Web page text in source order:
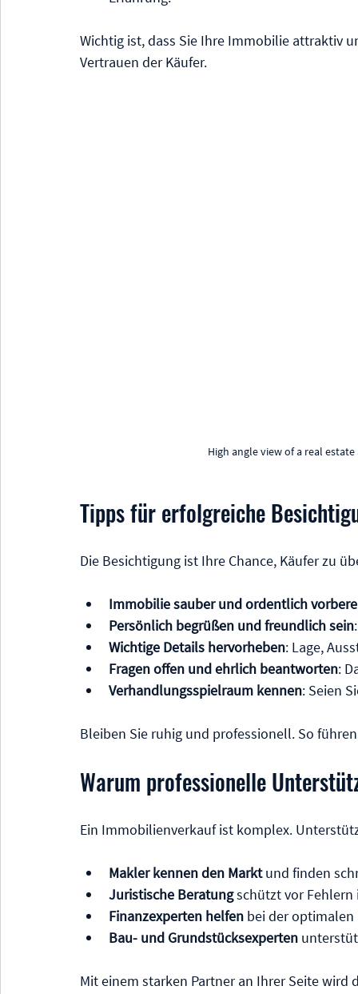
Wichtig ist, dass Sie Ihre Immobilie attraktiv
Vertrauen der Käufer.
High angle view of a real
Tipps für erfolgreiche
Die Besichtigung ist Ihre Chance, Käufer zu
Immobilie sauber und ordentlich
Persönlich begrüßen und freundlich sein
Wichtige Details hervorheben: Lage,
Fragen offen und ehrlich beantworten:
Verhandlungsspielraum kennen: Seien
Bleiben Sie ruhig und professionell. So
Warum professionelle
Ein Immobilienverkauf ist komplex.
Makler kennen den Markt und finden
Juristische Beratung schützt vor Fehlern
Finanzexperten helfen bei der
Bau- und Grundstücksexperten
Mit einem starken Partner an Ihrer Seite wird